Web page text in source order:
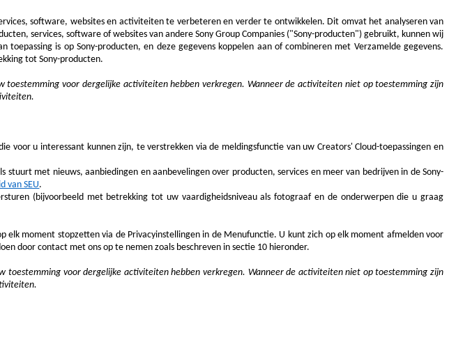
software, websites en activiteiten te verbeteren en verder te ontwikkelen. Dit omvat het analyseren van
services, software of websites van andere Sony Group Companies ("Sony-producten") gebruikt, kunnen wij
is op Sony-producten, en deze gegevens koppelen aan of combineren met Verzamelde gegevens.
tot Sony-producten.
toestemming voor dergelijke activiteiten hebben verkregen. Wanneer de activiteiten niet op toestemming zijn
voor u interessant kunnen zijn, te verstrekken via de meldingsfunctie van uw Creators' Cloud-toepassingen en
met nieuws, aanbiedingen en aanbevelingen over producten, services en meer van bedrijven in de Sony-
van SEU.
(bijvoorbeeld met betrekking tot uw vaardigheidsniveau als fotograaf en de onderwerpen die u graag
moment stopzetten via de Privacyinstellingen in de Menufunctie. U kunt zich op elk moment afmelden voor
door contact met ons op te nemen zoals beschreven in sectie 10 hieronder.
toestemming voor dergelijke activiteiten hebben verkregen. Wanneer de activiteiten niet op toestemming zijn